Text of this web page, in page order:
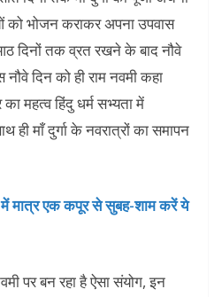
भोजन कराकर अपना उपवास
दिनों तक व्रत रखने के बाद नौवे
दिन को ही राम नवमी कहा
महत्व हिंदु धर्म सभ्यता में
ही माँ दुर्गा के नवरात्रों का समापन
में मात्र एक कपूर से सुबह-शाम करें ये